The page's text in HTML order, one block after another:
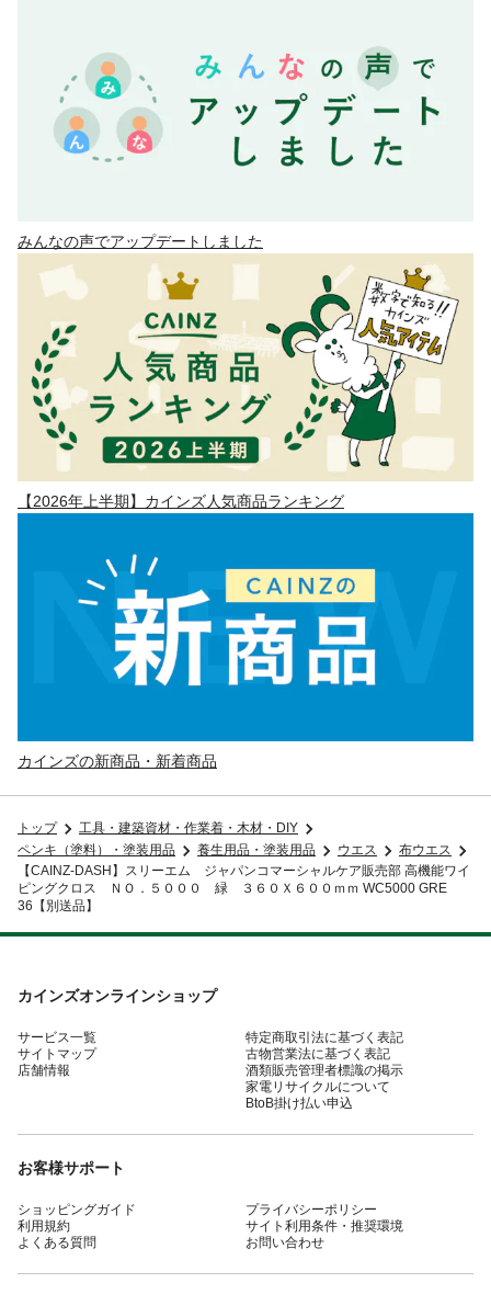
みんなの声でアップデートしました
【2026年上半期】カインズ人気商品ランキング
カインズの新商品・新着商品
トップ
工具・建築資材・作業着・木材・DIY
ペンキ（塗料）・塗装用品
養生用品・塗装用品 ウエス
布ウエス
【CAINZ-DASH】スリーエム ジャパンコマーシャルケア販売部 高機能ワイ
ピングクロス ＮＯ．５０００ 緑 ３６０Ｘ６００ｍｍ WC5000 GRE
36【別送品】
カインズオンラインショップ
サービス一覧
サイトマップ
店舗情報
特定商取引法に基づく表記
古物営業法に基づく表記
酒類販売管理者標識の掲示
家電リサイクルについて
BtoB掛け払い申込
お客様サポート
ショッピングガイド
利用規約
よくある質問
プライバシーポリシー
サイト利用条件・推奨環境
お問い合わせ